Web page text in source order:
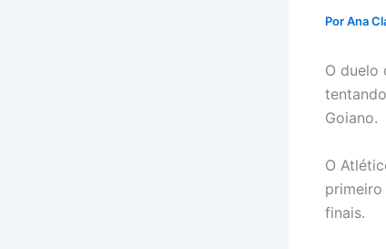
PorAna
O duelo
Goiano.
O
finais.